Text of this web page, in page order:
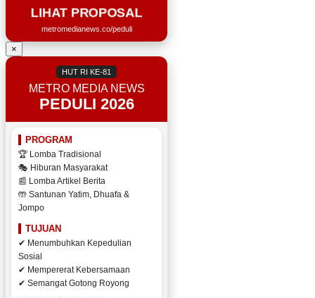
LIHAT PROPOSAL
metromedianews.co/peduli
×
HUT RI KE-81
METRO MEDIA NEWS
PEDULI 2026
PROGRAM
🏆 Lomba Tradisional
🎭 Hiburan Masyarakat
📰 Lomba Artikel Berita
🤲 Santunan Yatim, Dhuafa &
Jompo
TUJUAN
✔ Menumbuhkan Kepedulian
Sosial
✔ Mempererat Kebersamaan
✔ Semangat Gotong Royong